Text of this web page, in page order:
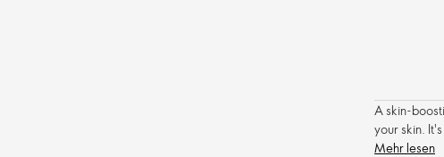
A skin-
your skin.
Mehr lesen